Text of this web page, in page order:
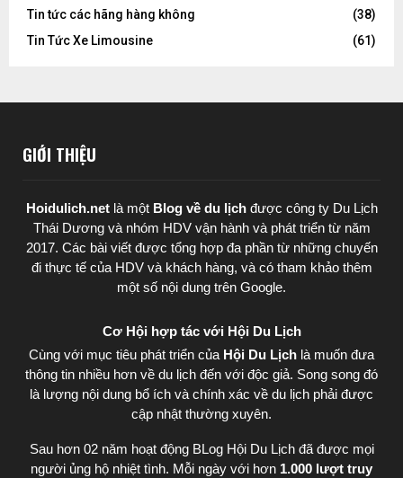
Tin tức các hãng hàng không
(38)
Tin Tức Xe Limousine
(61)
GIỚI THIỆU
Hoidulich.net là một Blog về du lịchđược công ty Du Lịch
Thái Dươngvà nhóm HDV vận hành và phát triển từ năm
2017. Các bài viết được tổng hợp đa phần từ những chuyến
đi thực tế của HDV và khách hàng, và có tham khảo thêm
một số nội dung trên Google.
Cơ Hội hợp tác với Hội Du Lịch
Cùng với mục tiêu phát triển của Hội Du Lịch là muốn đưa
thông tin nhiều hơn về du lịch đến với độc giả. Song song đó
là lượng nội dung bổ ích và chính xác về du lịch phải được
cập nhật thường xuyên.
Sau hơn 02 năm hoạt động BLog Hội Du Lịch đã được mọi
người ủng hộ nhiệt tình. Mỗi ngày với hơn 1.000 lượt truy